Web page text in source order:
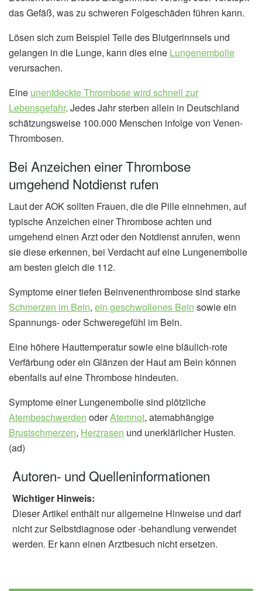
das Gefäß, was zu schweren Folgeschäden führen kann.
Lösen sich zum Beispiel Teile des Blutgerinnsels und
gelangen in die Lunge, kann dies eine Lungenembolie
verursachen.
Eine unentdeckte Thrombose wird schnell zur
Lebensgefahr. Jedes Jahr sterben allein in Deutschland
schätzungsweise 100.000 Menschen infolge von Venen-
Thrombosen.
Bei Anzeichen einer Thrombose
umgehend Notdienst rufen
Laut der AOK sollten Frauen, die die Pille einnehmen, auf
typische Anzeichen einer Thrombose achten und
umgehend einen Arzt oder den Notdienst anrufen, wenn
sie diese erkennen, bei Verdacht auf eine Lungenembolie
am besten gleich die 112.
Symptome einer tiefen Beinvenenthrombose sind starke
Schmerzen im Bein, ein geschwollenes Bein sowie ein
Spannungs- oder Schweregefühl im Bein.
Eine höhere Hauttemperatur sowie eine bläulich-rote
Verfärbung oder ein Glänzen der Haut am Bein können
ebenfalls auf eine Thrombose hindeuten.
Symptome einer Lungenembolie sind plötzliche
Atembeschwerden oderAtemnot, atemabhängige
Brustschmerzen, Herzrasen und unerklärlicher Husten.
(ad)
Autoren- und Quelleninformationen
Wichtiger Hinweis:
Dieser Artikel enthält nur allgemeine Hinweise und darf
nicht zur Selbstdiagnose oder -behandlung verwendet
werden. Er kann einen Arztbesuch nicht ersetzen.